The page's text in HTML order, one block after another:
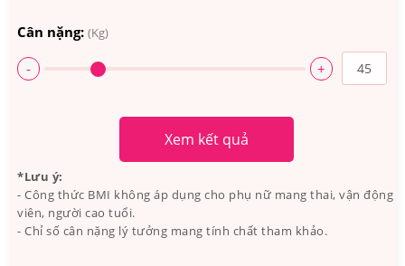
Cân nặng: (Kg)
- +
Xem kết quả
*Lưu ý:
- Công thức BMI không áp dụng cho phụ nữ mang thai, vận động
viên, người cao tuổi.
- Chỉ số cân nặng lý tưởng mang tính chất tham khảo.